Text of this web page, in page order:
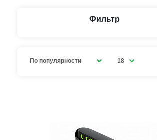
Фильтр
По популярности 18